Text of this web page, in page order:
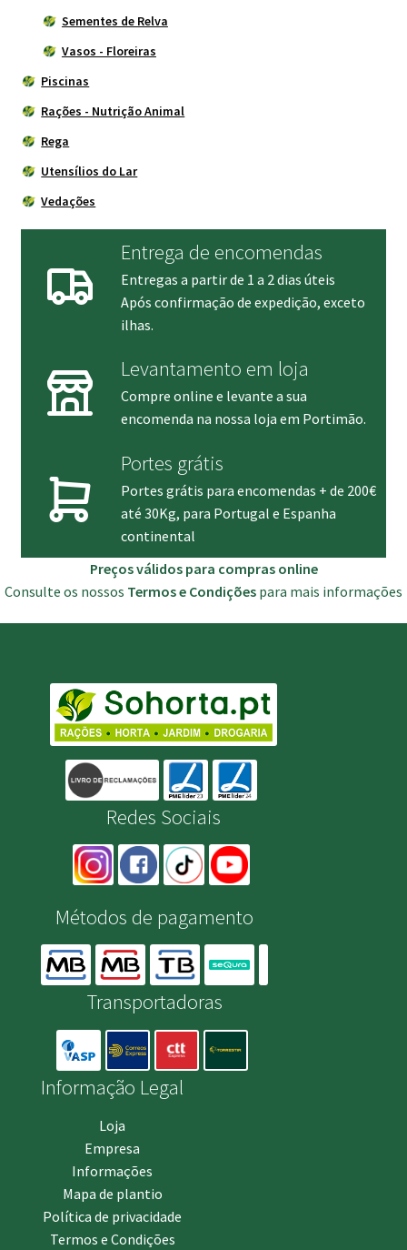
Sementes de Relva
Vasos - Floreiras
Piscinas
Rações - Nutrição Animal
Rega
Utensílios do Lar
Vedações
Entrega de encomendas
Entregas a partir de 1 a 2 dias úteis
Após confirmação de expedição, exceto
ilhas.
Levantamento em loja
Compre online e levante a sua
encomenda na nossa loja em Portimão.
Portes grátis
Portes grátis para encomendas + de 200€
até 30Kg, para Portugal e Espanha
continental
Preços válidos para compras online
Consulte os nossos Termos e Condições para mais informações
Redes Sociais
Métodos de pagamento
Transportadoras
Informação Legal
Loja
Empresa
Informações
Mapa de plantio
Política de privacidade
Termos e Condições